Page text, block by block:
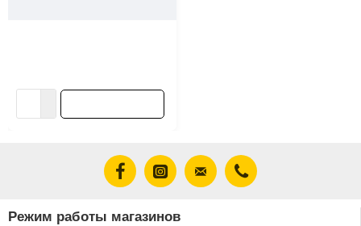
Режим работы магазинов